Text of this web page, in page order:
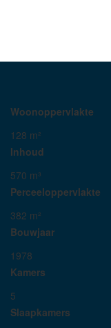
Woonoppervlakte
128 m²
Inhoud
570 m³
Perceeloppervlakte
382 m²
Bouwjaar
1978
Kamers
5
Slaapkamers